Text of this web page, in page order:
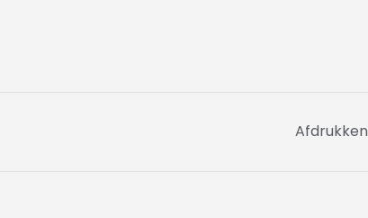
Afdrukken